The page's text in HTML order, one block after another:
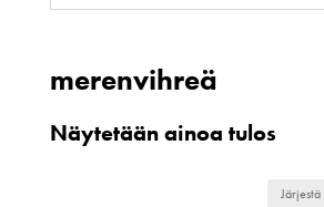
merenvihreä
Näytetään ainoa tulos